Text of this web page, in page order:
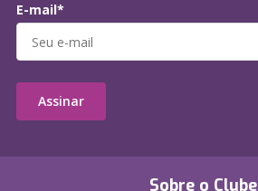
Sobre o Clube
E-mail*
Assinar